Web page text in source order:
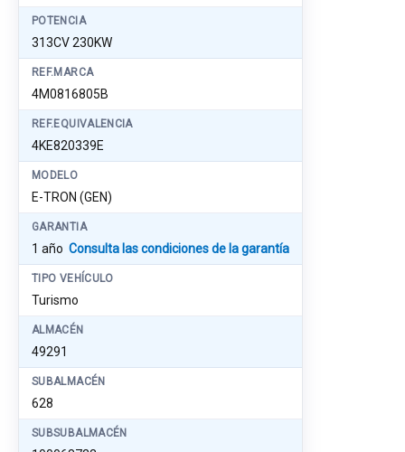
POTENCIA
313CV 230KW
REF.MARCA
4M0816805B
REF.EQUIVALENCIA
4KE820339E
MODELO
E-TRON (GEN)
GARANTIA
1 año Consulta las condiciones de la garantía
TIPO VEHÍCULO
Turismo
ALMACÉN
49291
SUBALMACÉN
628
SUBSUBALMACÉN